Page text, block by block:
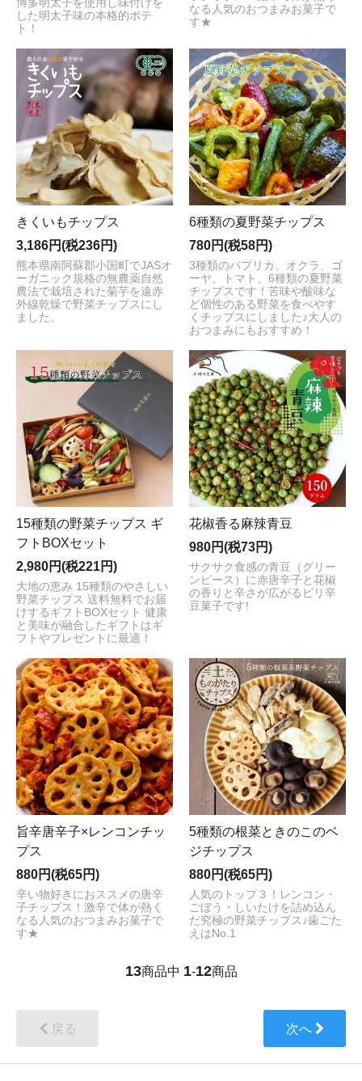
博多明太子を使用し味付けを
した明太子味の本格的ポテ
ト！
なる人気のおつまみお菓子で
す★
きくいもチップス
3,186円(税236円)
熊本県南阿蘇郡小国町でJASオ
ーガニック規格の無農薬自然
農法で栽培された菊芋を遠赤
外線乾燥で野菜チップスにし
ました。
6種類の夏野菜チップス
780円(税58円)
3種類のパプリカ、オクラ、ゴ
ーヤ、トマト、6種類の夏野菜
チップスです！苦味や酸味な
ど個性のある野菜を食べやす
くチップスにしました♪大人の
おつまみにもおすすめ！
15種類の野菜チップス ギ
フトBOXセット
2,980円(税221円)
大地の恵み 15種類のやさしい
野菜チップス 送料無料でお届
けするギフトBOXセット 健康
と美味が融合したギフトはギ
フトやプレゼントに最適！
花椒香る麻辣青豆
980円(税73円)
サクサク食感の青豆（グリー
ンピース）に赤唐辛子と花椒
の香りと辛さが広がるピリ辛
豆菓子です!
旨辛唐辛子×レンコンチッ
プス
880円(税65円)
辛い物好きにおススメの唐辛
子チップス！激辛で体が熱く
なる人気のおつまみお菓子で
す★
5種類の根菜ときのこのベ
ジチップス
880円(税65円)
人気のトップ３！レンコン・
ごぼう・しいたけを詰め込ん
だ究極の野菜チップス♪歯ごた
えはNo.1
13商品中 1-12商品
戻る 次へ